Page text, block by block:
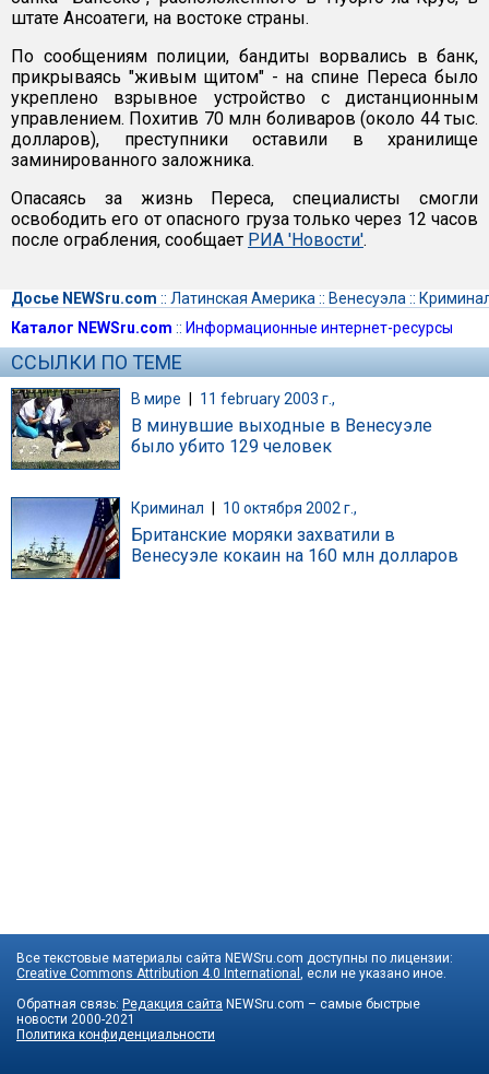
штате Ансоатеги, на востоке страны.
По сообщениям полиции, бандиты ворвались в банк,
прикрываясь "живым щитом" - на спине Переса было
укреплено взрывное устройство с дистанционным
управлением. Похитив 70 млн боливаров (около 44 тыс.
долларов), преступники оставили в хранилище
заминированного заложника.
Опасаясь за жизнь Переса, специалисты смогли
освободить его от опасного груза только через 12 часов
после ограбления, сообщает РИА 'Новости'.
Досье NEWSru.com :: Латинская Америка :: Венесуэла ::
Каталог NEWSru.com :: Информационные интернет-ресурсы
ССЫЛКИ ПО ТЕМЕ
В мире | 11 february 2003 г.,
В минувшие выходные в Венесуэле
было убито 129 человек
Криминал 10 октября 2002 г.,
Британские моряки захватили в
Венесуэле кокаин на 160 млн долларов
Все текстовые материалы сайта NEWSru.com доступны по лицензии:
Creative Commons Attribution 4.0 International , если не указано иное.
Обратная связь: Редакция сайта NEWSru.com – самые быстрые
новости 2000-2021
Политика конфиденциальности